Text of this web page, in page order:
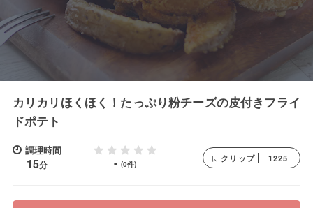
カリカリほくほく！たっぷり粉チーズの皮付きフライ
ドポテト
調理時間
15分 - (0件)
クリップ 1225